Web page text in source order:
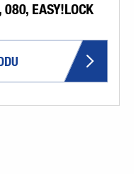
080, EASY!LOCK